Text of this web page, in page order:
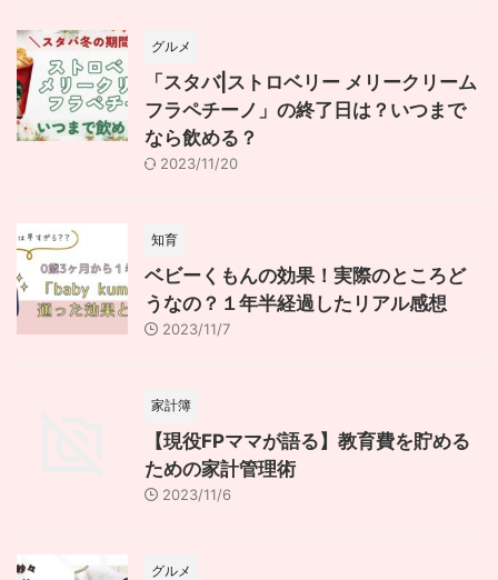
グルメ
「スタバ|ストロベリー メリークリーム
フラペチーノ」の終了日は？いつまで
なら飲める？
2023/11/20
知育
ベビーくもんの効果！実際のところど
うなの？１年半経過したリアル感想
2023/11/7
家計簿
【現役FPママが語る】教育費を貯める
ための家計管理術
2023/11/6
グルメ